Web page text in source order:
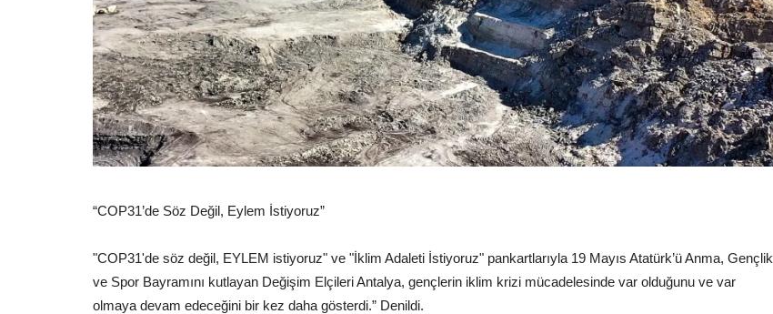
“COP31’de Söz Değil, Eylem İstiyoruz”
"COP31'de söz değil, EYLEM istiyoruz" ve "İklim Adaleti İstiyoruz" pankartlarıyla 19 Mayıs Atatürk’ü Anma, Gençlik
ve Spor Bayramını kutlayan Değişim Elçileri Antalya, gençlerin iklim krizi mücadelesinde var olduğunu ve var
olmaya devam edeceğini bir kez daha gösterdi.” Denildi.